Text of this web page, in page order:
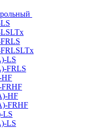
LS
FRLS
HF
FRHF
LS
LS